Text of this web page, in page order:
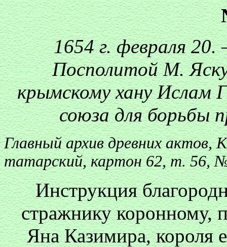
1654 г. февраля
Посполитой М.
крымскому хану Ислам
союза для борьбы
Главный архив древних актов,
татарский, картон 62, т. 56,
Инструкция
стражнику коронному,
Яна Казимира, короля